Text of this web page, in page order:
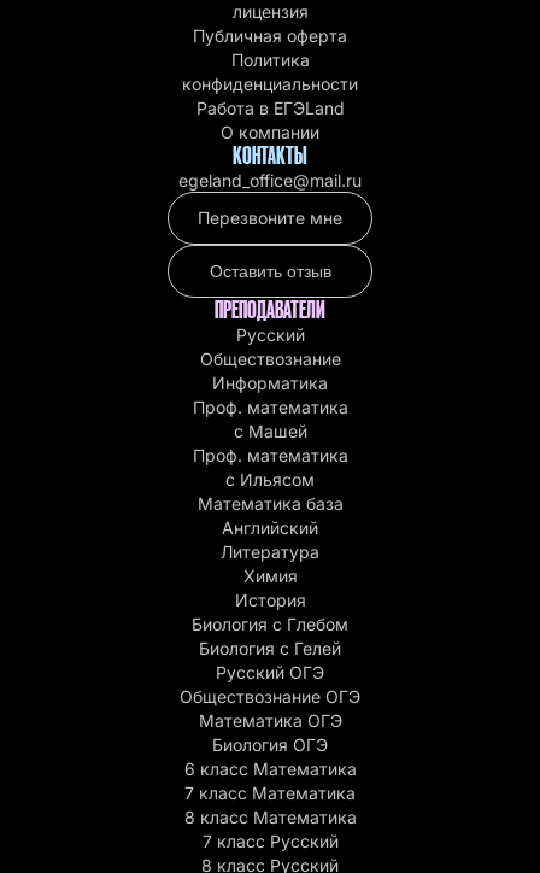
лицензия
Публичная оферта
Политика
конфиденциальности
Работа в EГЭLand
О компании
КОНТАКТЫ
egeland_office@mail.ru
Перезвоните мне
Оставить отзыв
ПРЕПОДАВАТЕЛИ
Русский
Обществознание
Информатика
Проф. математика
с Машей
Проф. математика
c Ильясом
Математика база
Английский
Литература
Химия
История
Биология с Глебом
Биология с Гелей
Русский ОГЭ
Обществознание ОГЭ
Математика ОГЭ
Биология ОГЭ
6 класс Математика
7 класс Математика
8 класс Математика
7 класс Русский
8 класс Русский